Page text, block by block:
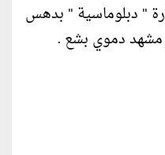
" دبلوماسية " بدهس
دموي بشع .